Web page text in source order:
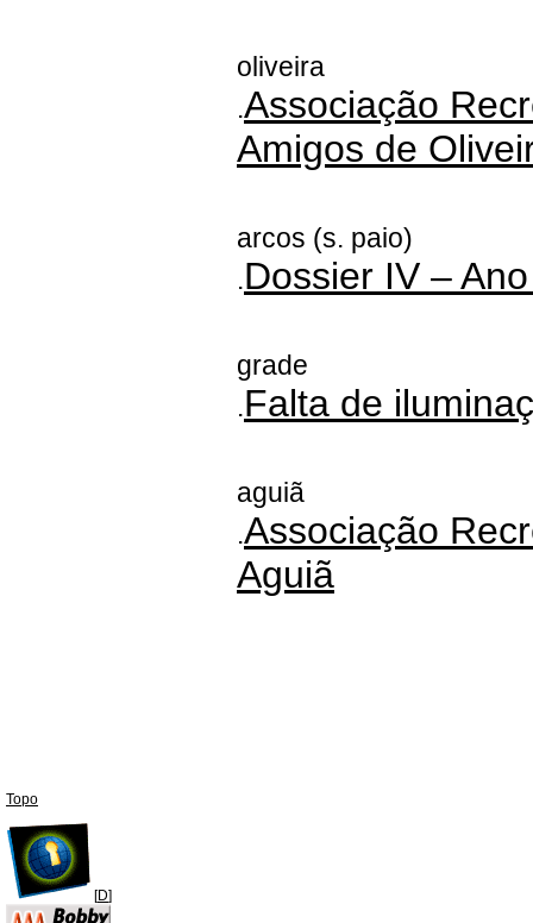
oliveira
.Associação
Amigos de
arcos (s. paio)
.Dossier IV –
grade
.Falta de
aguiã
.Associação
Aguiã
Topo
[D]